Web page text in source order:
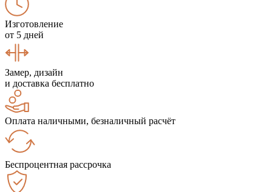
Изготовление
от 5 дней
Замер, дизайн
и доставка бесплатно
Оплата наличными, безналичный расчёт
Беспроцентная рассрочка